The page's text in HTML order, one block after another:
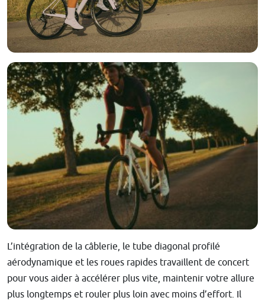
L’intégration de la câblerie, le tube diagonal profilé
aérodynamique et les roues rapides travaillent de concert
pour vous aider à accélérer plus vite, maintenir votre allure
plus longtemps et rouler plus loin avec moins d’effort. Il